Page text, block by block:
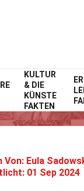
KULTUR
& DIE
KÜNSTE
FAKTEN
Home
Von: Eula
01 Sep 2024